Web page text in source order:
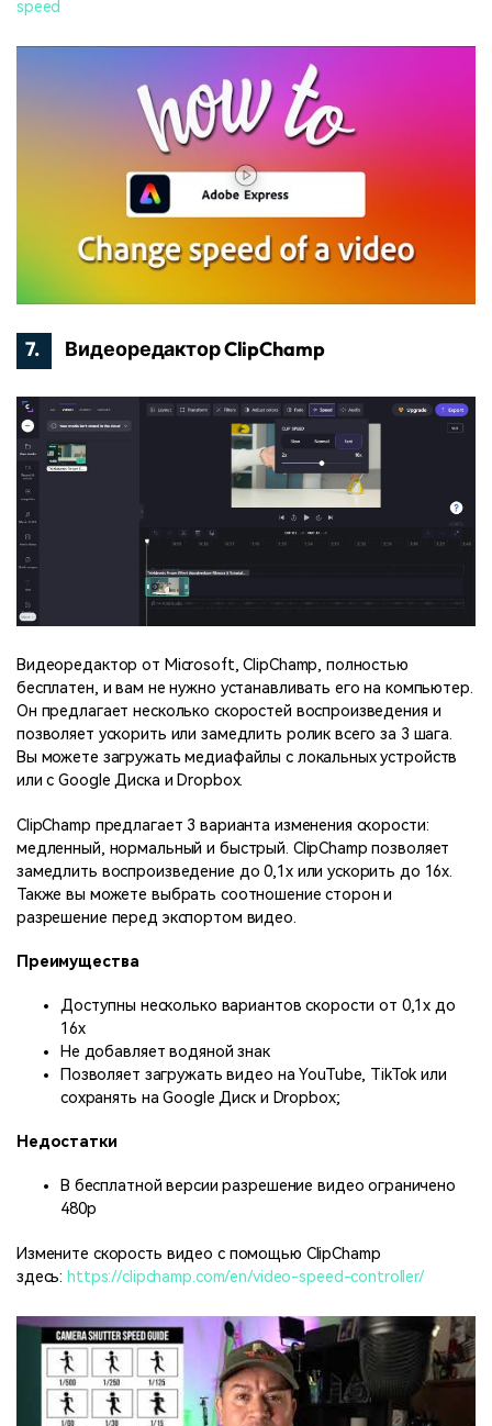
speed
7. Видеоредактор ClipChamp
Видеоредактор от Microsoft, ClipChamp, полностью
бесплатен, и вам не нужно устанавливать его на компьютер.
Он предлагает несколько скоростей воспроизведения и
позволяет ускорить или замедлить ролик всего за 3 шага.
Вы можете загружать медиафайлы с локальных устройств
или с Google Диска и Dropbox.
ClipChamp предлагает 3 варианта изменения скорости:
медленный, нормальный и быстрый. ClipChamp позволяет
замедлить воспроизведение до 0,1x или ускорить до 16x.
Также вы можете выбрать соотношение сторон и
разрешение перед экспортом видео.
Преимущества
Доступны несколько вариантов скорости от 0,1x до
16x
Не добавляет водяной знак
Позволяет загружать видео на YouTube, TikTok или
сохранять на Google Диск и Dropbox;
Недостатки
В бесплатной версии разрешение видео ограничено
480p
Измените скорость видео с помощью ClipChamp
здесь: https://clipchamp.com/en/video-speed-controller/